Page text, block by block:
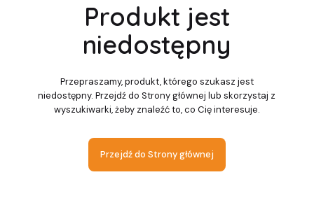
Produkt jest
niedostępny
Przepraszamy, produkt, którego szukasz jest
niedostępny. Przejdź do Strony głównej lub skorzystaj z
wyszukiwarki, żeby znaleźć to, co Cię interesuje.
Przejdź do Strony głównej